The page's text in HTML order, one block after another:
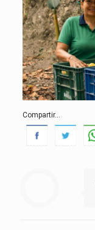
Compartir...